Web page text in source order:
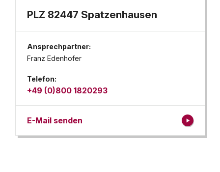
PLZ 82447 Spatzenhausen
Ansprechpartner:
Franz Edenhofer
Telefon:
+49 (0)800 1820293
E-Mail senden